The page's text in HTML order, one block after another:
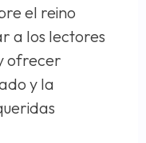
el reino
a los lectores
ofrecer
y la